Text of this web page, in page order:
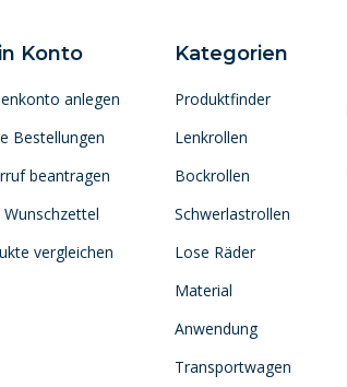
Konto
anlegen
Bestellungen
beantragen
Wunschzettel
vergleichen
Kategorien
Produktfinder
Lenkrollen
Bockrollen
Schwerlastrollen
Lose Räder
Material
Anwendung
Transportwagen